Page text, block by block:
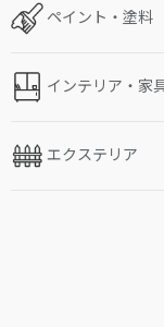
ペイント・塗料
インテリア・家
エクステリア